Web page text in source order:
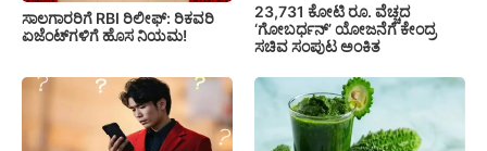
ಸಾಲಗಾರರಿಗೆ RBI ರಿಲೀಫ್‌: ರಿಕವರಿ
ಏಜೆಂಟ್‌ಗಳಿಗೆ ಹೊಸ ನಿಯಮ!
23,731 ಕೋಟಿ ರೂ. ವೆಚ್ಚದ
‘ಗೋಬರ್ಧನ್’ ಯೋಜನೆಗೆ ಕೇಂದ್ರ
ಸಚಿವ ಸಂಪುಟ ಅಂಕಿತ